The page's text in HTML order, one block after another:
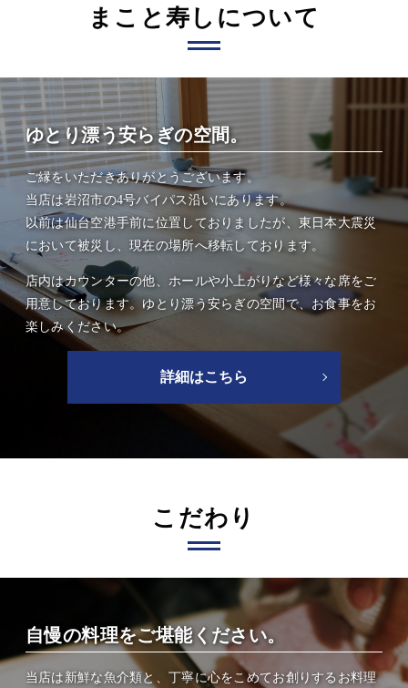
まこと寿しについて
ゆとり漂う安らぎの空間。
ご縁をいただきありがとうございます。
当店は岩沼市の4号バイパス沿いにあります。
以前は仙台空港手前に位置しておりましたが、東日本大震災
において被災し、現在の場所へ移転しております。
店内はカウンターの他、ホールや小上がりなど様々な席をご
用意しております。ゆとり漂う安らぎの空間で、お食事をお
楽しみください。
詳細はこちら
こだわり
自慢の料理をご堪能ください。
当店は新鮮な魚介類と、丁寧に心をこめてお創りするお料理